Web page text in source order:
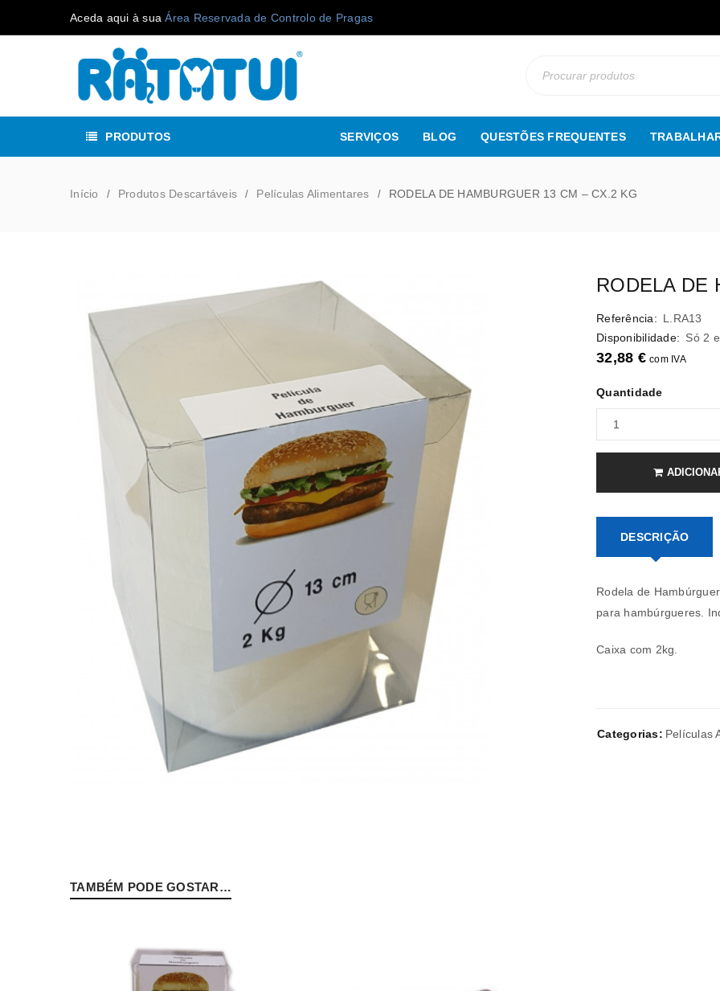
INICIAR SESSÃO
PERDEU A SUA SENHA?
REGISTAR NOVA CONTA
Aceda aqui à suaÁrea Reservada de Controlo de Pragas
PRODUTOS SERVIÇOS BLOG QUESTÕES FREQUENTES
Início / Produtos Descartáveis / Películas Alimentares / RODELA DE HAMBURGUER 13 CM – CX.2 KG
RODELA DE
Referência: L.RA13
Disponibilidade: Só 2
32,88 € com IVA
Quantidade
DESCRIÇÃO
Rodela de
para hambúrgueres.
Caixa com 2kg.
Categorias: Películas
TAMBÉM PODE GOSTAR…